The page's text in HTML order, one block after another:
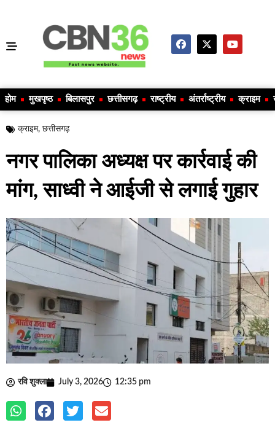
होम मुखपृष्ठ बिलासपुर छत्तीसगढ़ राष्ट्रीय अंतर्राष्ट्रीय क्राइम
क्राइम, छत्तीसगढ़
नगर पालिका अध्यक्ष पर कार्रवाई की
मांग, साध्वी ने आईजी से लगाई गुहार
रवि शुक्ला July 3, 2026 12:35 pm